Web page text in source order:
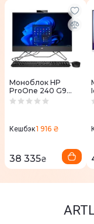
Моноблок HP
ProOne 240 G9
Iron Gray (6B2F8EA)
Кешбэк1 916 ₴
38 335₴